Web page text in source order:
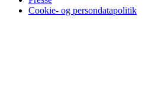
Cookie- og persondatapolitik